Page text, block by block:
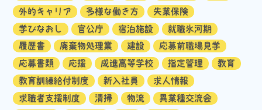
外的キャリア
多様な働き方
失業保険
学びなおし
官公庁 宿泊施設
就職氷河期
履歴書
廃棄物処理業 建設
応募前職場見学
応募書類
応援 成進高等学校 指定管理
教育
教育訓練給付制度
新入社員
求人情報
求職者支援制度
清掃 物流
異業種交流会